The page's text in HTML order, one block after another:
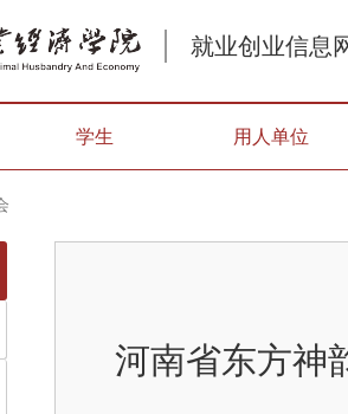
就业创业信息
学生 用人单位
河南省东方神